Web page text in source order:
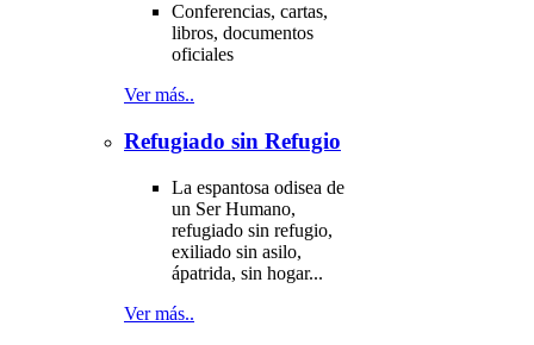
Conferencias, cartas,
libros, documentos
oficiales
Ver más..
Refugiado sin Refugio
La espantosa odisea de
un Ser Humano,
refugiado sin refugio,
exiliado sin asilo,
ápatrida, sin hogar...
Ver más..